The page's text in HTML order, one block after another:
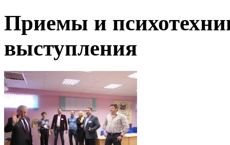
Приемы и
выступления